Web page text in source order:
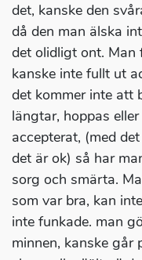
det, kanske den
då den man älska
det olidligt ont. Man
kanske inte fullt ut
det kommer inte att
längtar, hoppas
accepterat, (med
det är ok) så har
sorg och smärta.
som var bra, kan
inte funkade. man
minnen, kanske går